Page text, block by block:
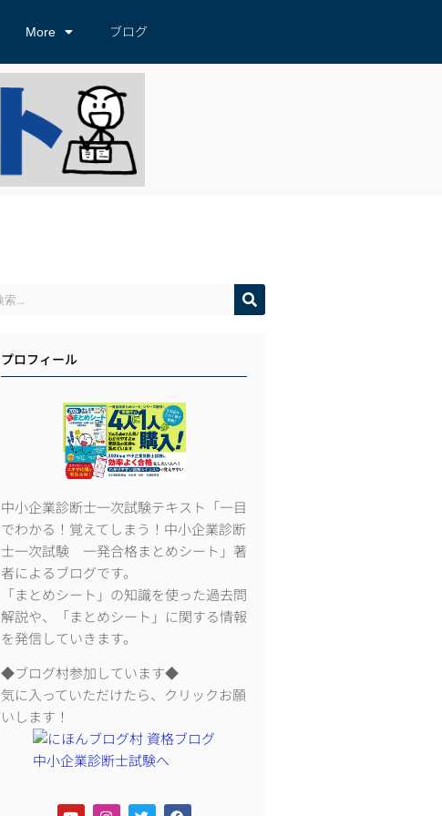
More ブログ
プロフィール
中小企業診断士一次試験テキスト「一目
でわかる！覚えてしまう！中小企業診断
士一次試験 一発合格まとめシート」著
者によるブログです。
「まとめシート」の知識を使った過去問
解説や、「まとめシート」に関する情報
を発信していきます。
◆ブログ村参加しています◆
気に入っていただけたら、クリックお願
いします！